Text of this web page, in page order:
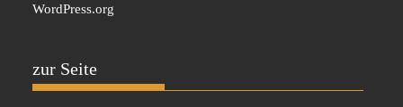
WordPress.org
zur Seite